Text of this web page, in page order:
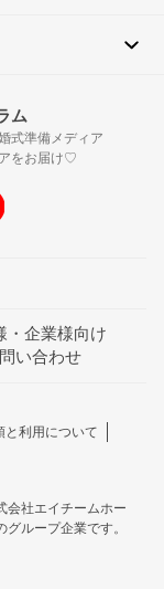
ム
式準備メディア
をお届け♡
・企業様向け
い合わせ
と利用について
会社エイチームホー
ループ企業です。